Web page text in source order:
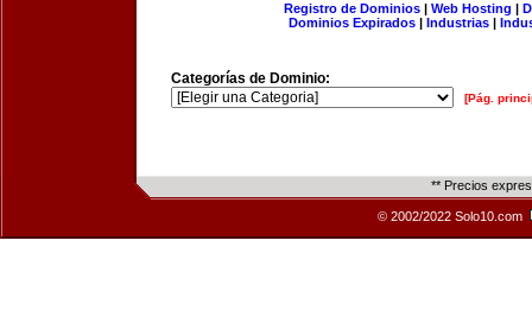
Registro de Dominios| Web Hosting |
Dominios Expirados | Industrias |
Categorías de Dominio:
[Pág.
** Precios
© 2002/2022 Solo10.com